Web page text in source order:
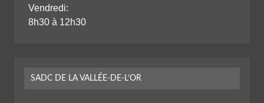
Vendredi:
8h30 à 12h30
SADC DE LA VALLÉE-DE-L’OR